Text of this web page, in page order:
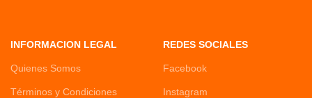
INFORMACION LEGAL
Quienes Somos
Términos y Condiciones
REDES SOCIALES
Facebook
Instagram